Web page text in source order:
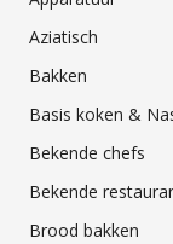
Aziatisch
Bakken
Basis koken &
Bekende chefs
Bekende
Brood bakken